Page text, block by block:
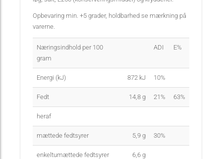
Opbevaring min. +5 grader, holdbarhed se mærkning på
varerne.
Næringsindhold per 100
gram
ADI E%
Energi (kJ) 872 kJ 10%
Fedt 14,8 g 21% 63%
heraf
mættede fedtsyrer 5,9 g 30%
enkeltumættede fedtsyrer 6,6 g